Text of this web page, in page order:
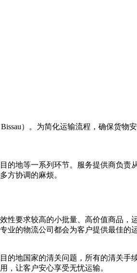
）。为简化运输流程，确保货物
地等一系列环节。服务提供商负责
方协调的麻烦。
要求较高的小批量、高价值商品，
的物流公司都会为客户提供最佳的
地国家的清关问题，所有的清关手
，让客户安心享受无忧运输。